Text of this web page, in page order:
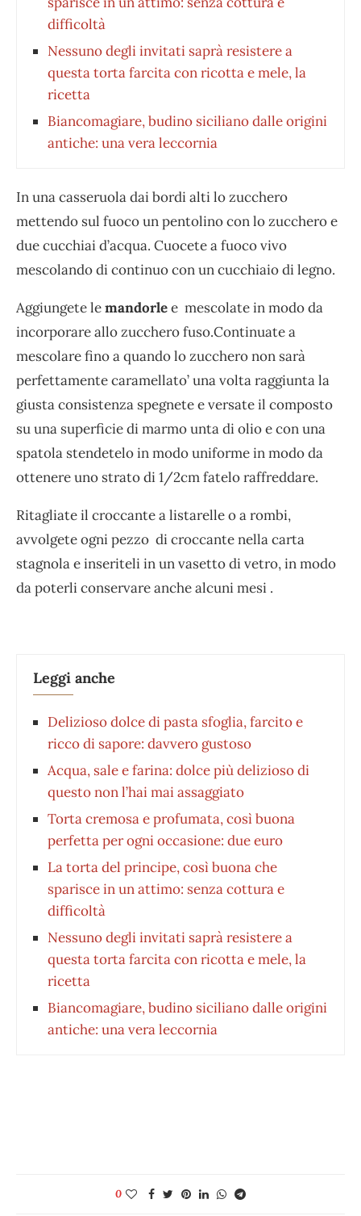
difficoltà
Nessuno degli invitati saprà resistere a
questa torta farcita con ricotta e mele, la
ricetta
Biancomagiare, budino siciliano dalle origini
antiche: una vera leccornia
In una casseruola dai bordi alti lo zucchero
mettendo sul fuoco un pentolino con lo zucchero e
due cucchiai d’acqua. Cuocete a fuoco vivo
mescolando di continuo con un cucchiaio di legno.
Aggiungete lemandorlee mescolate in modo da
incorporare allo zucchero fuso.Continuate a
mescolare fino a quando lo zucchero non sarà
perfettamente caramellato’ una volta raggiunta la
giusta consistenza spegnete e versate il composto
su una superficie di marmo unta di olio e con una
spatola stendetelo in modo uniforme in modo da
ottenere uno strato di 1/2cm fatelo raffreddare.
Ritagliate il croccante a listarelle o a rombi,
avvolgete ogni pezzo di croccante nella carta
stagnola e inseriteli in un vasetto di vetro, in modo
da poterli conservare anche alcuni mesi .
Leggi anche
Delizioso dolce di pasta sfoglia, farcito e
ricco di sapore: davvero gustoso
Acqua, sale e farina: dolce più delizioso di
questo non l’hai mai assaggiato
Torta cremosa e profumata, così buona
perfetta per ogni occasione: due euro
La torta del principe, così buona che
sparisce in un attimo: senza cottura e
difficoltà
Nessuno degli invitati saprà resistere a
questa torta farcita con ricotta e mele, la
ricetta
Biancomagiare, budino siciliano dalle origini
antiche: una vera leccornia
0